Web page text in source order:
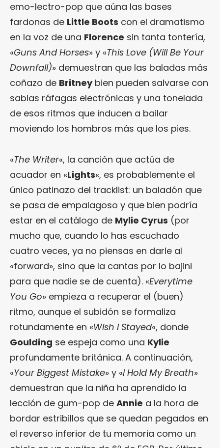
emo-lectro-pop que aúna las bases
fardonas de Little Boots con el dramatismo
en la voz de una Florence sin tanta tontería,
«Guns And Horses» y «This Love (Will Be Your
Downfall)» demuestran que las baladas más
coñazo de Britneybien pueden salvarse con
sabias ráfagas electrónicas y una tonelada
de esos ritmos que inducen a bailar
moviendo los hombros más que los pies.
«The Writer«, la canción que actúa de
acuador en «Lights«, es probablemente el
único patinazo del tracklist: un baladón que
se pasa de empalagoso y que bien podría
estar en el catálogo de Mylie Cyrus (por
mucho que, cuando lo has escuchado
cuatro veces, ya no piensas en darle al
«forward», sino que la cantas por lo bajini
para que nadie se de cuenta). «Everytime
You Go» empieza a recuperar el (buen)
ritmo, aunque el subidón se formaliza
rotundamente en «Wish I Stayed«, donde
Goulding se espeja como una Kylie
profundamente británica. A continuación,
«Your Biggest Mistake» y «I Hold My Breath»
demuestran que la niña ha aprendido la
lección de gum-pop de Annie a la hora de
bordar estribillos que se quedan pegados en
el reverso inferior de tu memoria como un